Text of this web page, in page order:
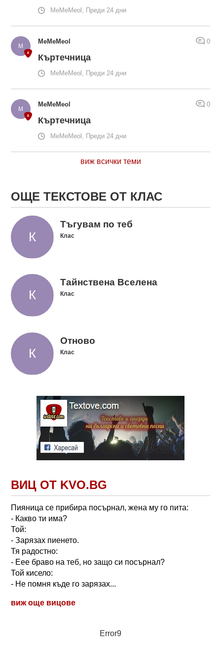
MeMeMeol, Преди 24 дни
MeMeMeol 0
Къртечница
MeMeMeol, Преди 24 дни
MeMeMeol 0
Къртечница
MeMeMeol, Преди 24 дни
виж всички теми
ОЩЕ ТЕКСТОВЕ ОТ КЛАС
Тъгувам по теб
Клас
Тайнствена Вселена
Клас
Отново
Клас
ВИЦ ОТ KVO.BG
Пияница се прибира посърнал, жена му го пита:
- Какво ти има?
Той:
- Зарязах пиенето.
Тя радостно:
- Еее браво на теб, но защо си посърнал?
Той кисело:
- Не помня къде го зарязах...
виж още вицове
Error9